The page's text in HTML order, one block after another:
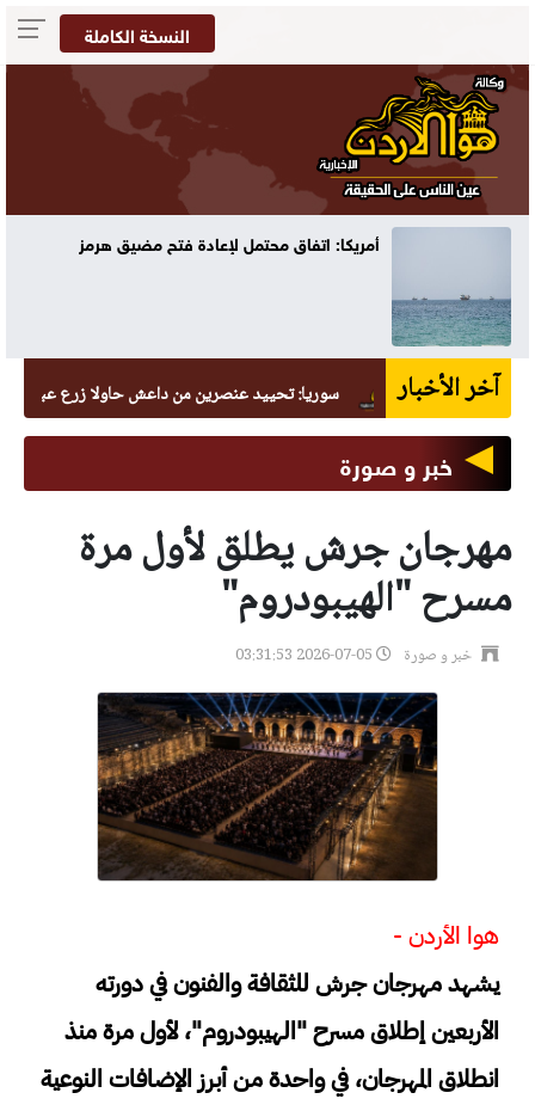
النسخة الكاملة
أمريكا: اتفاق محتمل لإعادة فتح مضيق هرمز
آخر الأخبار سوريا: تحييد عنصرين من داعش حاولا زرع عبوة في
خبر و صورة
مهرجان جرش يطلق لأول مرة
مسرح "الهيبودروم"
خبر و صورة
هوا الأردن -
يشهد مهرجان جرش للثقافة والفنون في دورته
الأربعين إطلاق مسرح "الهيبودروم"، لأول مرة منذ
انطلاق المهرجان، في واحدة من أبرز الإضافات النوعية